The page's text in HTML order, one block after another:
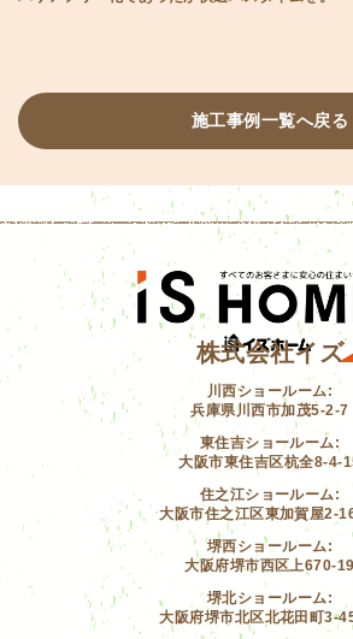
施工事例一覧へ戻る
株式会社イズ
川西ショールーム:
兵庫県川西市加茂5-2-7
東住吉ショールーム:
大阪市東住吉区杭全8-4-
住之江ショールーム:
大阪市住之江区東加賀屋2-
堺西ショールーム:
大阪府堺市西区上670-19
堺北ショールーム:
大阪府堺市北区北花田町3-